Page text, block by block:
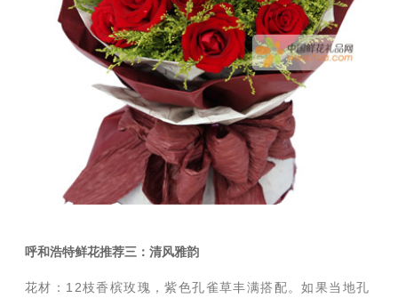
呼和浩特鲜花推荐三：清风雅韵
花材：12枝香槟玫瑰，紫色孔雀草丰满搭配。如果当地孔